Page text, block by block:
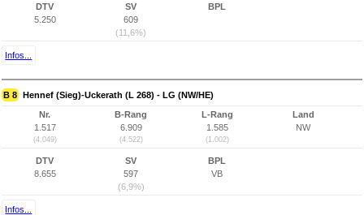
DTV
5.250
SV
609
(11,6%)
BPL
Infos...
B 8 Hennef (Sieg)-Uckerath (L 268) - LG (NW/HE)
Nr.
1.517
(4.049)
B-Rang
6.909
(4.522)
L-Rang
1.585
(1.002)
Land
NW
DTV
8.655
SV
597
(6,9%)
BPL
VB
Infos...